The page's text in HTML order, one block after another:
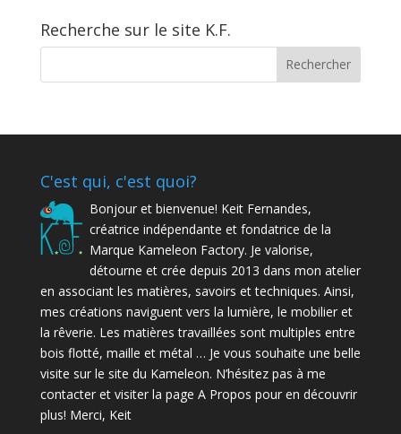
Recherche sur le site K.F.
C'est qui, c'est quoi?
Bonjour et bienvenue! Keit Fernandes,
créatrice indépendante et fondatrice de la
Marque Kameleon Factory. Je valorise,
détourne et crée depuis 2013 dans mon atelier
en associant les matières, savoirs et techniques. Ainsi,
mes créations naviguent vers la lumière, le mobilier et
la rêverie. Les matières travaillées sont multiples entre
bois flotté, maille et métal … Je vous souhaite une belle
visite sur le site du Kameleon. N’hésitez pas à me
contacter et visiter la page A Propos pour en découvrir
plus! Merci, Keit